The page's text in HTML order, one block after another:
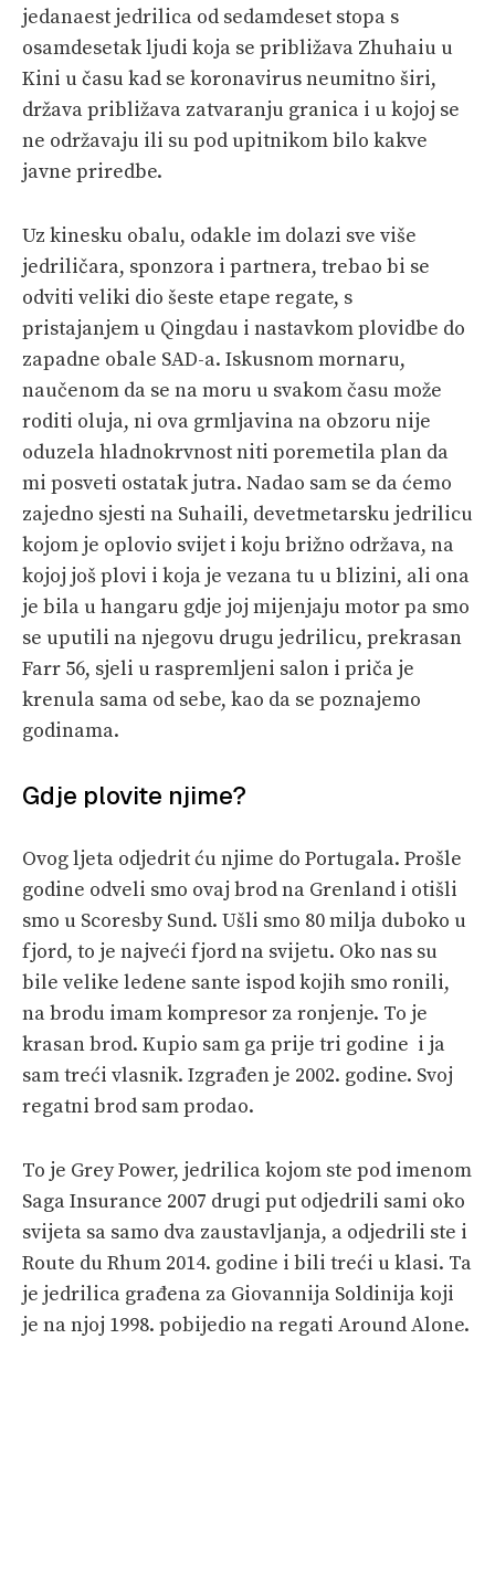
jedanaest jedrilica od sedamdeset stopa s
osamdesetak ljudi koja se približava Zhuhaiu u
Kini u času kad se koronavirus neumitno širi,
država približava zatvaranju granica i u kojoj se
ne održavaju ili su pod upitnikom bilo kakve
javne priredbe.
Uz kinesku obalu, odakle im dolazi sve više
jedriličara, sponzora i partnera, trebao bi se
odviti veliki dio šeste etape regate, s
pristajanjem u Qingdau i nastavkom plovidbe do
zapadne obale SAD-a. Iskusnom mornaru,
naučenom da se na moru u svakom času može
roditi oluja, ni ova grmljavina na obzoru nije
oduzela hladnokrvnost niti poremetila plan da
mi posveti ostatak jutra. Nadao sam se da ćemo
zajedno sjesti na Suhaili, devetmetarsku jedrilicu
kojom je oplovio svijet i koju brižno održava, na
kojoj još plovi i koja je vezana tu u blizini, ali ona
je bila u hangaru gdje joj mijenjaju motor pa smo
se uputili na njegovu drugu jedrilicu, prekrasan
Farr 56, sjeli u raspremljeni salon i priča je
krenula sama od sebe, kao da se poznajemo
godinama.
Gdje plovite njime?
Ovog ljeta odjedrit ću njime do Portugala. Prošle
godine odveli smo ovaj brod na Grenland i otišli
smo u Scoresby Sund. Ušli smo 80 milja duboko u
fjord, to je najveći fjord na svijetu. Oko nas su
bile velike ledene sante ispod kojih smo ronili,
na brodu imam kompresor za ronjenje. To je
krasan brod. Kupio sam ga prije tri godine i ja
sam treći vlasnik. Izgrađen je 2002. godine. Svoj
regatni brod sam prodao.
To je Grey Power, jedrilica kojom ste pod imenom
Saga Insurance 2007 drugi put odjedrili sami oko
svijeta sa samo dva zaustavljanja, a odjedrili ste i
Route du Rhum 2014. godine i bili treći u klasi. Ta
je jedrilica građena za Giovannija Soldinija koji
je na njoj 1998. pobijedio na regati Around Alone.